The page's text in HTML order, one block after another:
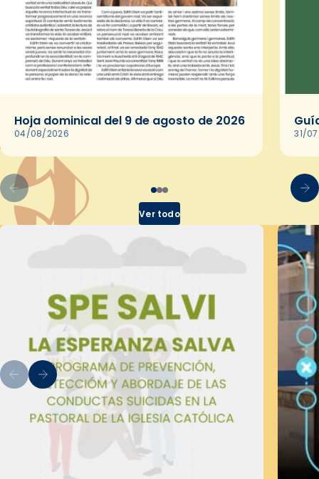
Hoja dominical del 9 de agosto de 2026
04/08/2026 31/
Ver todo